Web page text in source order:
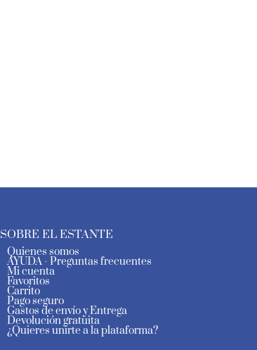
SOBRE EL ESTANTE
Quienes somos
AYUDA - Preguntas frecuentes
Mi cuenta
Favoritos
Carrito
Pago seguro
Gastos de envío y Entrega
Devolución gratuita
¿Quieres unirte a la plataforma?